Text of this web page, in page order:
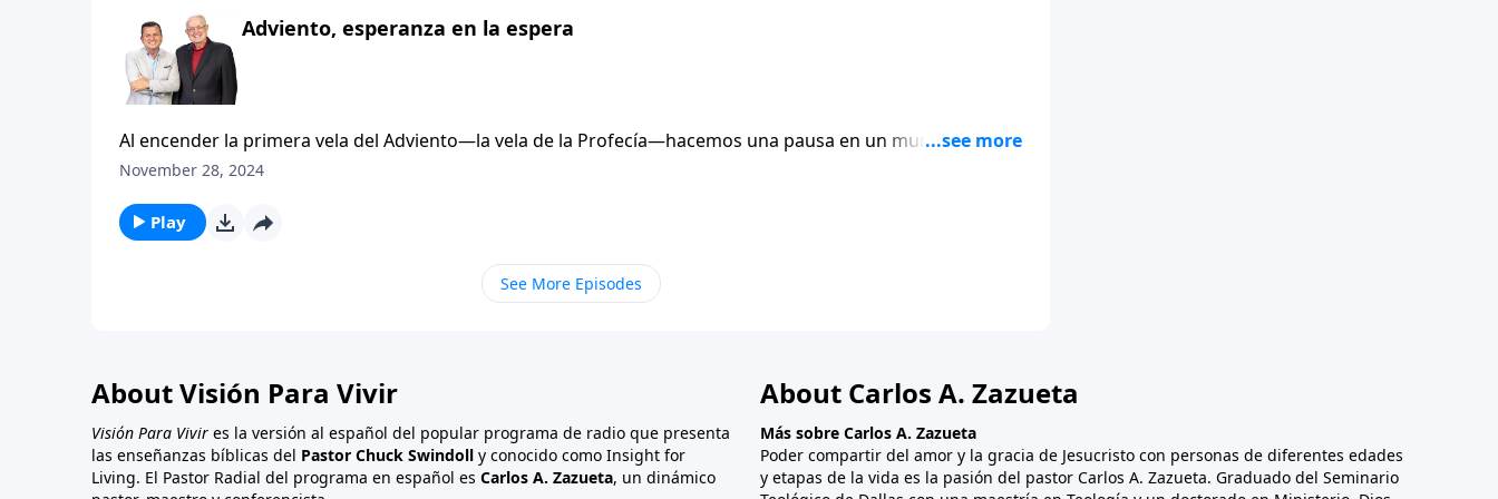
Tal como dice Gálatas 4:4, «Cuando se cumplió el tiempo, Dios envió a su Hijo». No fue un plan
improvisado, sino la obra perfecta del Dios soberano. Hoy celebramos que nuestra esperanza está
firmemente anclada en la fidelidad de Dios, quien nunca falla.
Adviento, esperanza en la espera
Al encender la primera vela del Adviento—la vela de la Profecía—hacemos una pausa en un mundo que
exige rapidez. Pero el Adviento nos enseña el valor de la espera, la misma espera que vivió Israel mientras
futuro, esperando el regreso de Cristo, sabiendo que las promesas de Dios nunca fallan. Esta vela nos
recuerda que, sin importar cuán oscura sea la noche, la luz de Cristo siempre brilla más fuerte,
cumpliendo cada palabra de Dios. Su tiempo es perfecto, y nuestra esperanza está segura en Sus manos.
Tal como dice Gálatas 4:4, «Cuando se cumplió el tiempo, Dios envió a su Hijo». No fue un plan
November 28, 2024
Play
See More Episodes
About Visión Para Vivir
Visión Para Vivir es la versión al español del popular programa de radio que presenta
las enseñanzas bíblicas del Pastor Chuck Swindoll y conocido como Insight for
Living. El Pastor Radial del programa en español es Carlos A. Zazueta, un dinámico
About Carlos A. Zazueta
Más sobre Carlos A. Zazueta
Poder compartir del amor y la gracia de Jesucristo con personas de diferentes edades
y etapas de la vida es la pasión del pastor Carlos A. Zazueta. Graduado del Seminario